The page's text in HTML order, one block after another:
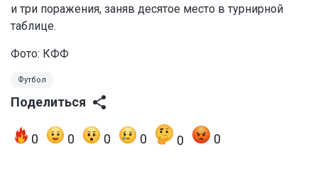
и три поражения, заняв десятое место в турнирной
таблице.
Фото: КФФ
Футбол
Поделиться
0 0 0 0 0 0